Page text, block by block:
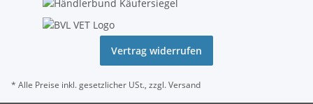
Vertrag widerrufen
* Alle Preise inkl. gesetzlicher USt., zzgl.Versand